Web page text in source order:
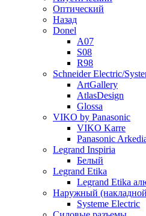
Оптический
Назад
Donel
A07
S08
R98
Schneider Electric/
ArtGallery
AtlasDesign
Glossa
VIKO by Panasonic
VIKO Karre
Panasonic
Legrand Inspiria
Белый
Legrand Etika
Legrand Etika
Наружный
Systeme Electric